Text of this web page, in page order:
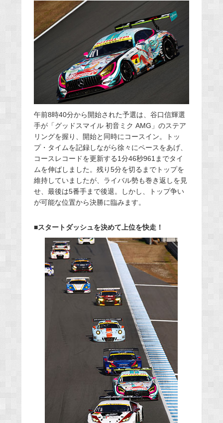
午前8時40分から開始された予選は、谷口信輝選
手が「グッドスマイル 初音ミク AMG」のステア
リングを握り、開始と同時にコースイン。トッ
プ・タイムを記録しながら徐々にペースをあげ、
コースレコードを更新する1分46秒961までタイ
ムを伸ばしました。残り5分を切るまでトップを
維持していましたが、ライバル勢も巻き返しを見
せ、最後は5番手まで後退。しかし、トップ争い
が可能な位置から決勝に臨みます。
■スタートダッシュを決めて上位を快走！